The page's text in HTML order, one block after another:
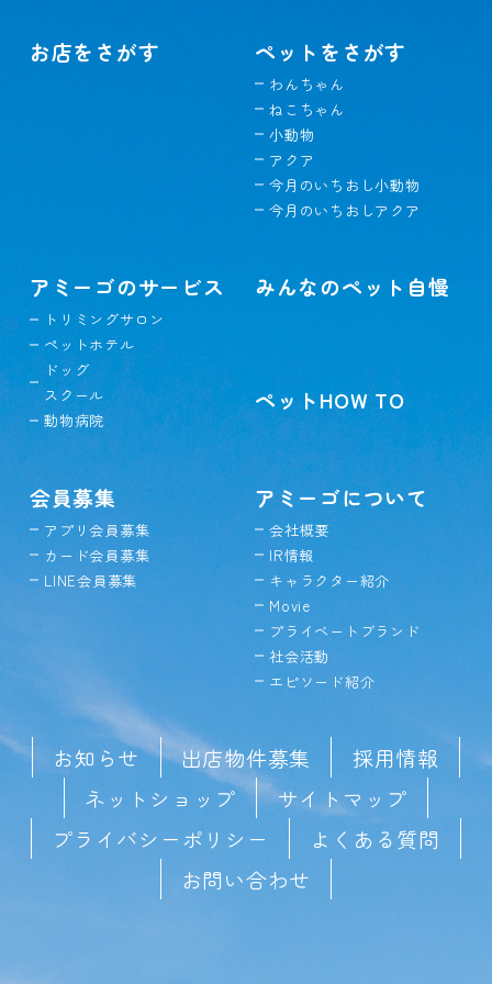
お店をさがす ペットをさがす
わんちゃん
ねこちゃん
小動物
アクア
今月のいちおし小動物
今月のいちおしアクア
アミーゴのサービス
トリミングサロン
ペットホテル
ドッグ
スクール
動物病院
みんなのペット自慢
ペットHOW TO
会員募集
アプリ会員募集
カード会員募集
LINE会員募集
アミーゴについて
会社概要
IR情報
キャラクター紹介
Movie
プライベートブランド
社会活動
エピソード紹介
お知らせ 出店物件募集
採用情報
ネットショップ
サイトマップ
プライバシーポリシー
よくある質問
お問い合わせ